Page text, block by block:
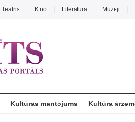
Teātris Kino Literatūra Muzeji
Kultūras mantojums Kultūra